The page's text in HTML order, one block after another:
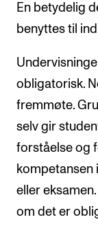
En betydelig
benyttes til
obligatorisk.
fremmøte.
selv gir
forståelse og
kompetansen
eller
om det er